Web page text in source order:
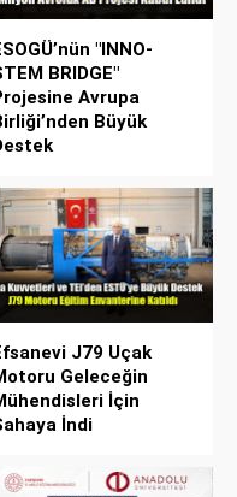
"INNO-
BRIDGE"
Avrupa
Büyük
J79 Uçak
Geleceğin
İçin
İndi